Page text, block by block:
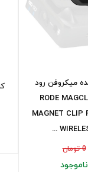
میکروفن رود
RODE
MAGNET CLIP
0 تومان
ناموجود